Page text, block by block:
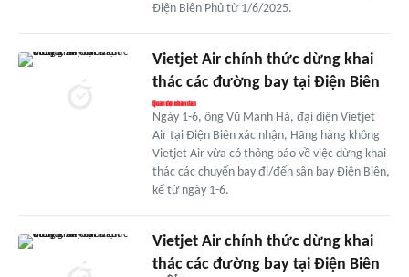
Điện Biên Phủ từ 1/6/2025.
Vietjet Air chính thức dừng khai
thác các đường bay tại Điện Biên
Ngày 1-6, ông Vũ Mạnh Hà, đại diện Vietjet
Air tại Điện Biên xác nhận, Hãng hàng không
Vietjet Air vừa có thông báo về việc dừng khai
thác các chuyến bay đi/đến sân bay Điện Biên,
kể từ ngày 1-6.
Vietjet Air chính thức dừng khai
thác các đường bay tại Điện Biên